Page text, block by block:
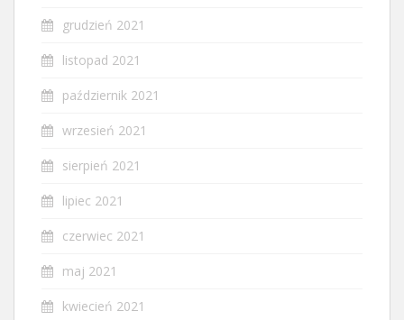
grudzień 2021
listopad 2021
październik 2021
wrzesień 2021
sierpień 2021
lipiec 2021
czerwiec 2021
maj 2021
kwiecień 2021